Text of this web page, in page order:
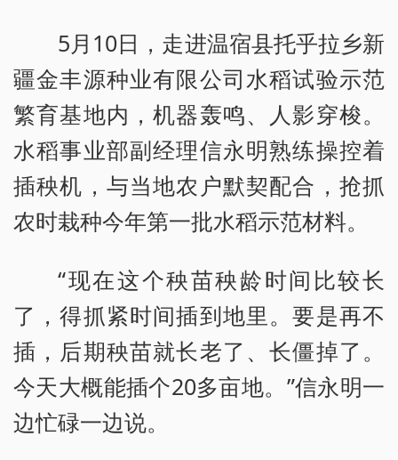
5月10日，走进温宿县托乎拉乡新
疆金丰源种业有限公司水稻试验示范
繁育基地内，机器轰鸣、人影穿梭。
水稻事业部副经理信永明熟练操控着
插秧机，与当地农户默契配合，抢抓
农时栽种今年第一批水稻示范材料。
“现在这个秧苗秧龄时间比较长
了，得抓紧时间插到地里。要是再不
插，后期秧苗就长老了、长僵掉了。
今天大概能插个20多亩地。”信永明一
边忙碌一边说。